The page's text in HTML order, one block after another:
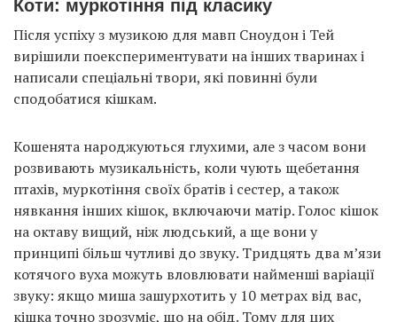
Коти: муркотіння під класику
Після успіху з музикою для мавп Сноудон і Тей
вирішили поекспериментувати на інших тваринах і
написали спеціальні твори, які повинні були
сподобатися кішкам.
Кошенята народжуються глухими, але з часом вони
розвивають музикальність, коли чують щебетання
птахів, муркотіння своїх братів і сестер, а також
нявкання інших кішок, включаючи матір. Голос кішок
на октаву вищий, ніж людський, а ще вони у
принципі більш чутливі до звуку. Тридцять два м’язи
котячого вуха можуть вловлювати найменші варіації
звуку: якщо миша зашурхотить у 10 метрах від вас,
кішка точно зрозуміє, що на обід. Тому для цих